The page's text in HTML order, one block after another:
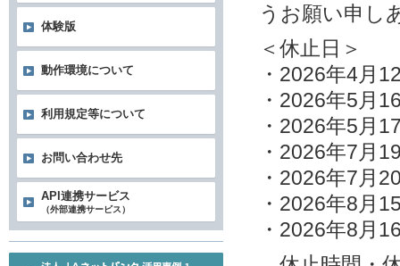
うお願い申し
＜休止日＞
・2026年4
・2026年5月
・2026年5月
・2026年7月
・2026年7月
・2026年8月
・2026年8月
体験版
動作環境について
利用規定等について
お問い合わせ先
API連携サービス
（外部連携サービス）